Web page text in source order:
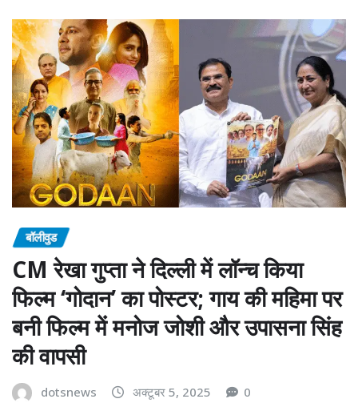
बॉलीवुड
CM रेखा गुप्ता ने दिल्ली में लॉन्च किया
फिल्म ‘गोदान’ का पोस्टर; गाय की महिमा पर
बनी फिल्म में मनोज जोशी और उपासना सिंह
की वापसी
dotsnews अक्टूबर 5, 2025 0